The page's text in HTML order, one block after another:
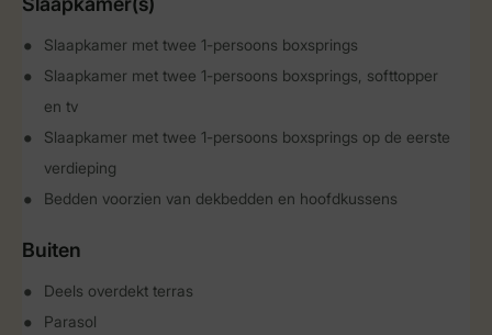
Slaapkamer met twee 1-persoons boxsprings
Slaapkamer met twee 1-persoons boxsprings, softtopper
en tv
Slaapkamer met twee 1-persoons boxsprings op de eerste
verdieping
Bedden voorzien van dekbedden en hoofdkussens
Buiten
Deels overdekt terras
Parasol